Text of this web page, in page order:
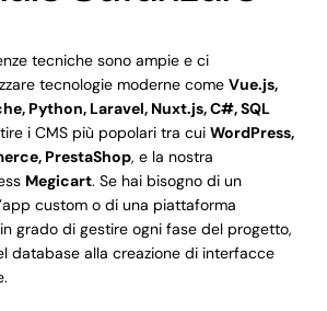
tecniche sono ampie e ci
tecnologie moderne come Vue.js,
Python, Laravel, Nuxt.js, C#, SQL
i CMS più popolari tra cui WordPress,
PrestaShop, e la nostra
Megicart. Se hai bisogno di un
custom o di una piattaforma
grado di gestire ogni fase del progetto,
database alla creazione di interfacce